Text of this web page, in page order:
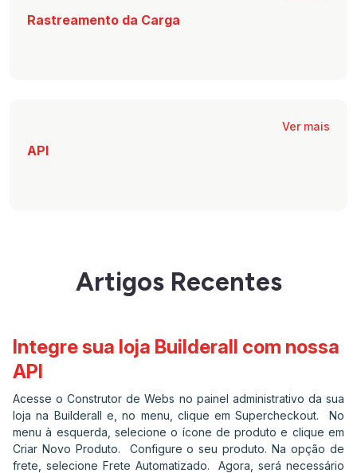
Rastreamento da Carga
Ver mais
API
Artigos Recentes
Integre sua loja Builderall com nossa
API
Acesse o Construtor de Webs no painel administrativo da sua
loja na Builderall e, no menu, clique em Supercheckout. No
menu à esquerda, selecione o ícone de produto e clique em
Criar Novo Produto. Configure o seu produto. Na opção de
frete, selecione Frete Automatizado. Agora, será necessário